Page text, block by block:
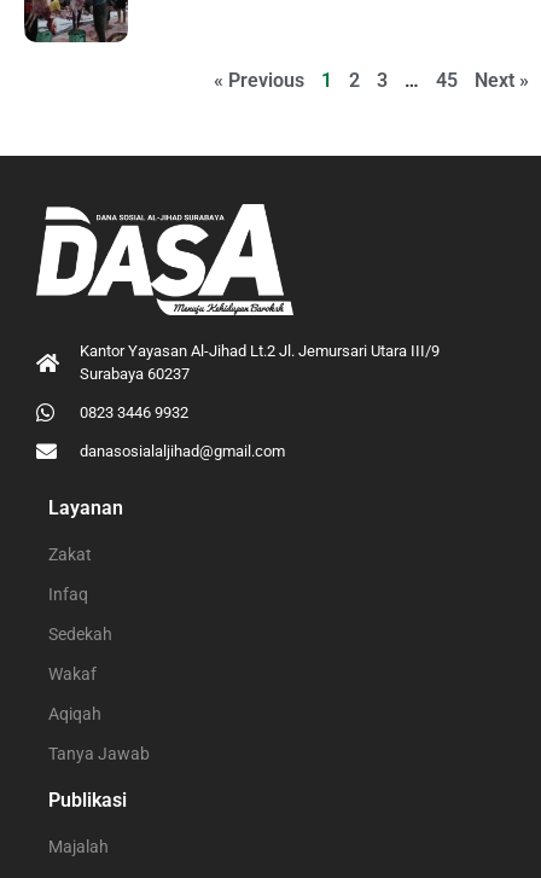
« Previous 1 2 3 … 45 Next »
Kantor Yayasan Al-Jihad Lt.2 Jl. Jemursari Utara III/9
Surabaya 60237
0823 3446 9932
danasosialaljihad@gmail.com
Layanan
Zakat
Infaq
Sedekah
Wakaf
Aqiqah
Tanya Jawab
Publikasi
Majalah